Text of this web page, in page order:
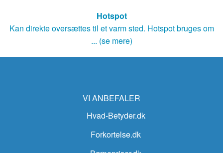
Hotspot
Kan direkte oversættes til et varm sted. Hotspot bruges om
... (se mere)
VI ANBEFALER
Hvad-Betyder.dk
Forkortelse.dk